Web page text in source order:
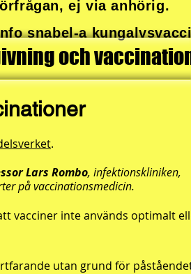
ej via anhörig.
snabel-a
och
.
Lars Rombo, infektionskliniken,
på vaccinationsmedicin.
vacciner inte används optimalt
utan grund för